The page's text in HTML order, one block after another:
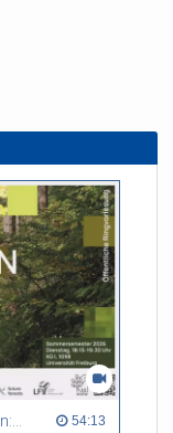
Between tradition and transformation: how owners, advisers and institutions co-create knowledge for resilient forests in Europe 54:13